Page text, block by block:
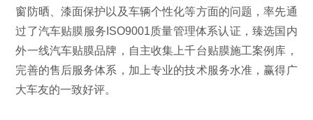
窗防晒、漆面保护以及车辆个性化等方面的问题，率先通
过了汽车贴膜服务ISO9001质量管理体系认证，臻选国内
外一线汽车贴膜品牌，自主收集上千台贴膜施工案例库，
完善的售后服务体系，加上专业的技术服务水准，赢得广
大车友的一致好评。